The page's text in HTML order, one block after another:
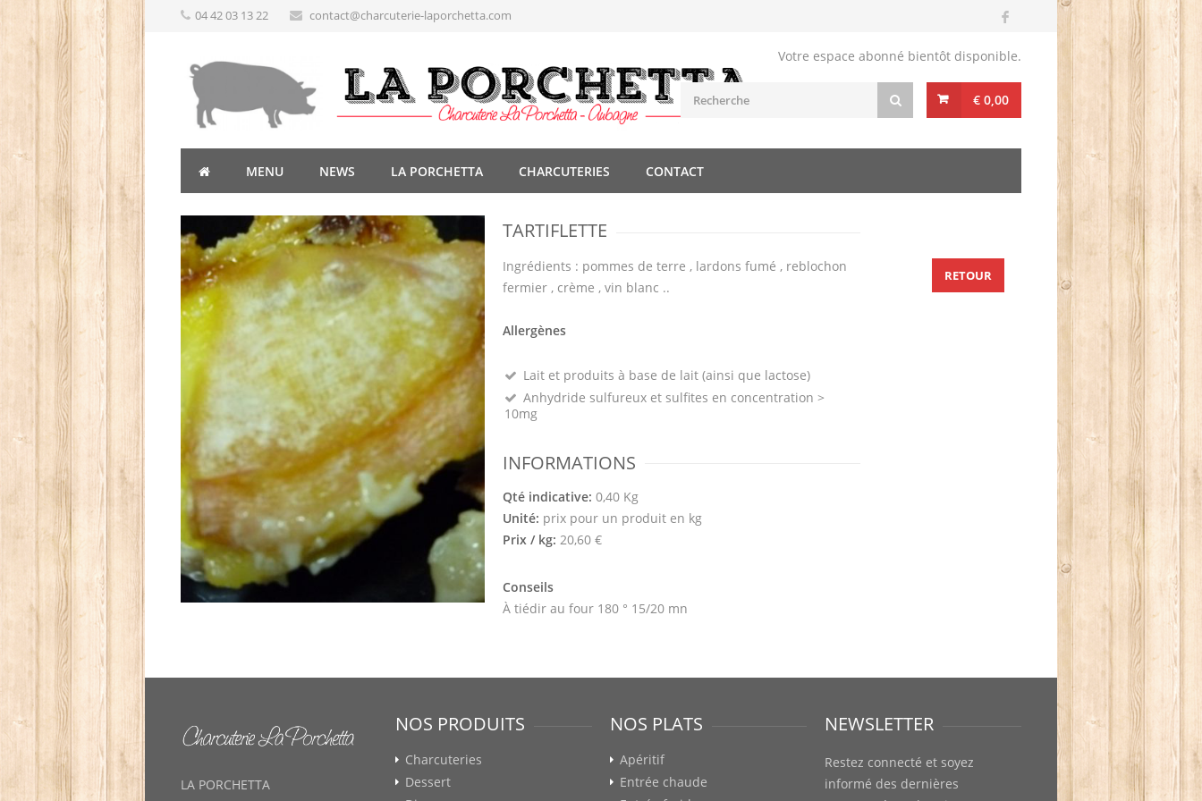
04 42 03 13 22 contact@charcuterie-laporchetta.com
Votre espace abonné bientôt disponible.
€ 0,00
MENU NEWS LA PORCHETTA CHARCUTERIES CONTACT
TARTIFLETTE
Ingrédients : pommes de terre , lardons fumé , reblochon
fermier , crème , vin blanc ..
Allergènes
Lait et produits à base de lait (ainsi que lactose)
Anhydride sulfureux et sulfites en concentration >
10mg
INFORMATIONS
Qté indicative: 0,40 Kg
Unité: prix pour un produit en kg
Prix / kg: 20,60 €
Conseils
À tiédir au four 180 ° 15/20 mn
RETOUR
LA PORCHETTA
NOS PRODUITS
Charcuteries
Dessert
NOS PLATS
Apéritif
Entrée chaude
NEWSLETTER
Restez connecté et soyez
informé des dernières